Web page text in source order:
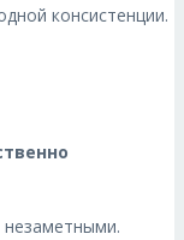
консистенции.
незаметными.